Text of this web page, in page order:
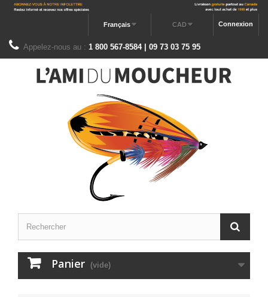
Connexion
CAD
Français
Appelez-nous au : 1 800 567-8584 | 09 73 03 75 95
Panier (vide)